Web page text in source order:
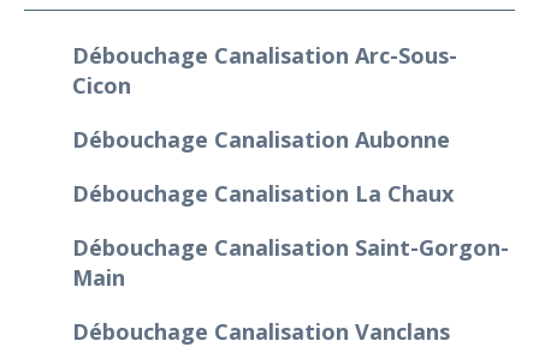
Débouchage Canalisation Arc-Sous-
Cicon
Débouchage Canalisation Aubonne
Débouchage Canalisation La Chaux
Débouchage Canalisation Saint-Gorgon-
Main
Débouchage Canalisation Vanclans